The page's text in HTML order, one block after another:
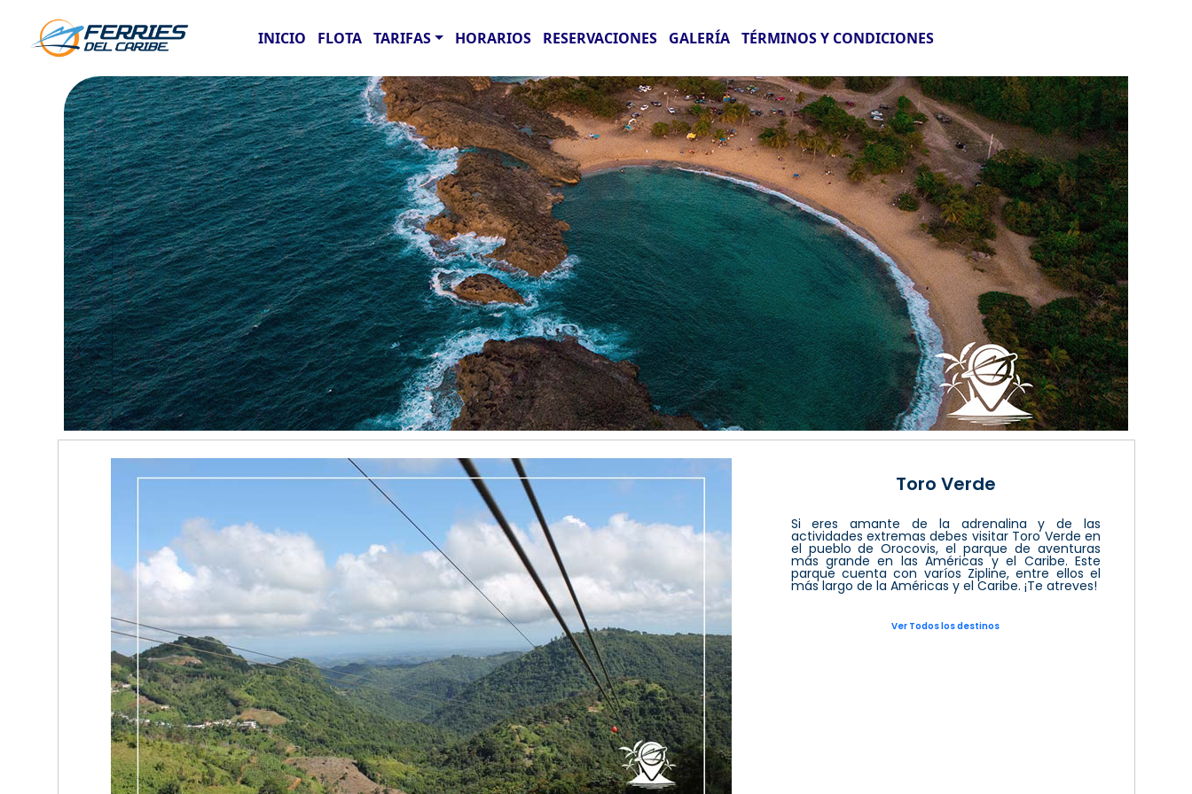
INICIO FLOTA TARIFAS HORARIOS RESERVACIONES GALERÍA TÉRMINOS Y CONDICIONES
Toro Verde
Si eres amante de la adrenalina y de las
actividades extremas debes visitar Toro Verde en
el pueblo de Orocovis, el parque de aventuras
más grande en las Américas y el Caribe. Este
parque cuenta con varíos Zipline, entre ellos el
más largo de la Américas y el Caribe. ¡Te atreves!
Ver Todos los destinos